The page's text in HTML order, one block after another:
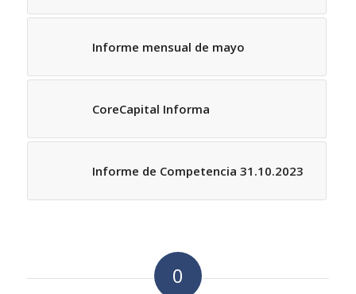
Informe mensual de mayo
CoreCapital Informa
Informe de Competencia 31.10.2023
0